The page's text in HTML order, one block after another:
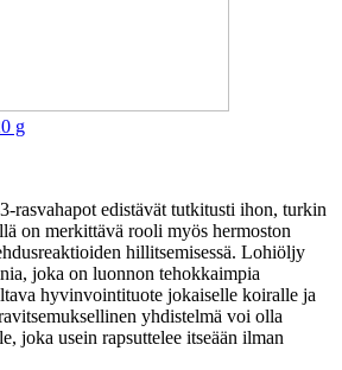
g
rasvahapot edistävät tutkitusti ihon, turkin
on merkittävä rooli myös hermoston
hillitsemisessä. Lohiöljy
joka on luonnon tehokkaimpia
hyvinvointituote jokaiselle koiralle ja
yhdistelmä voi olla
joka usein rapsuttelee itseään ilman